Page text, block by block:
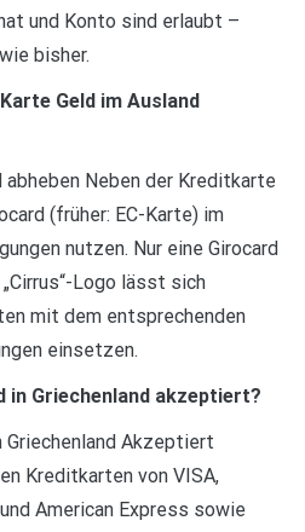
und Konto sind erlaubt –
bisher.
Geld im Ausland
Neben der Kreditkarte
(früher: EC-Karte) im
nutzen. Nur eine Girocard
Logo lässt sich
mit dem entsprechenden
einsetzen.
in Griechenland akzeptiert?
Griechenland Akzeptiert
Kreditkarten von VISA,
American Express sowie